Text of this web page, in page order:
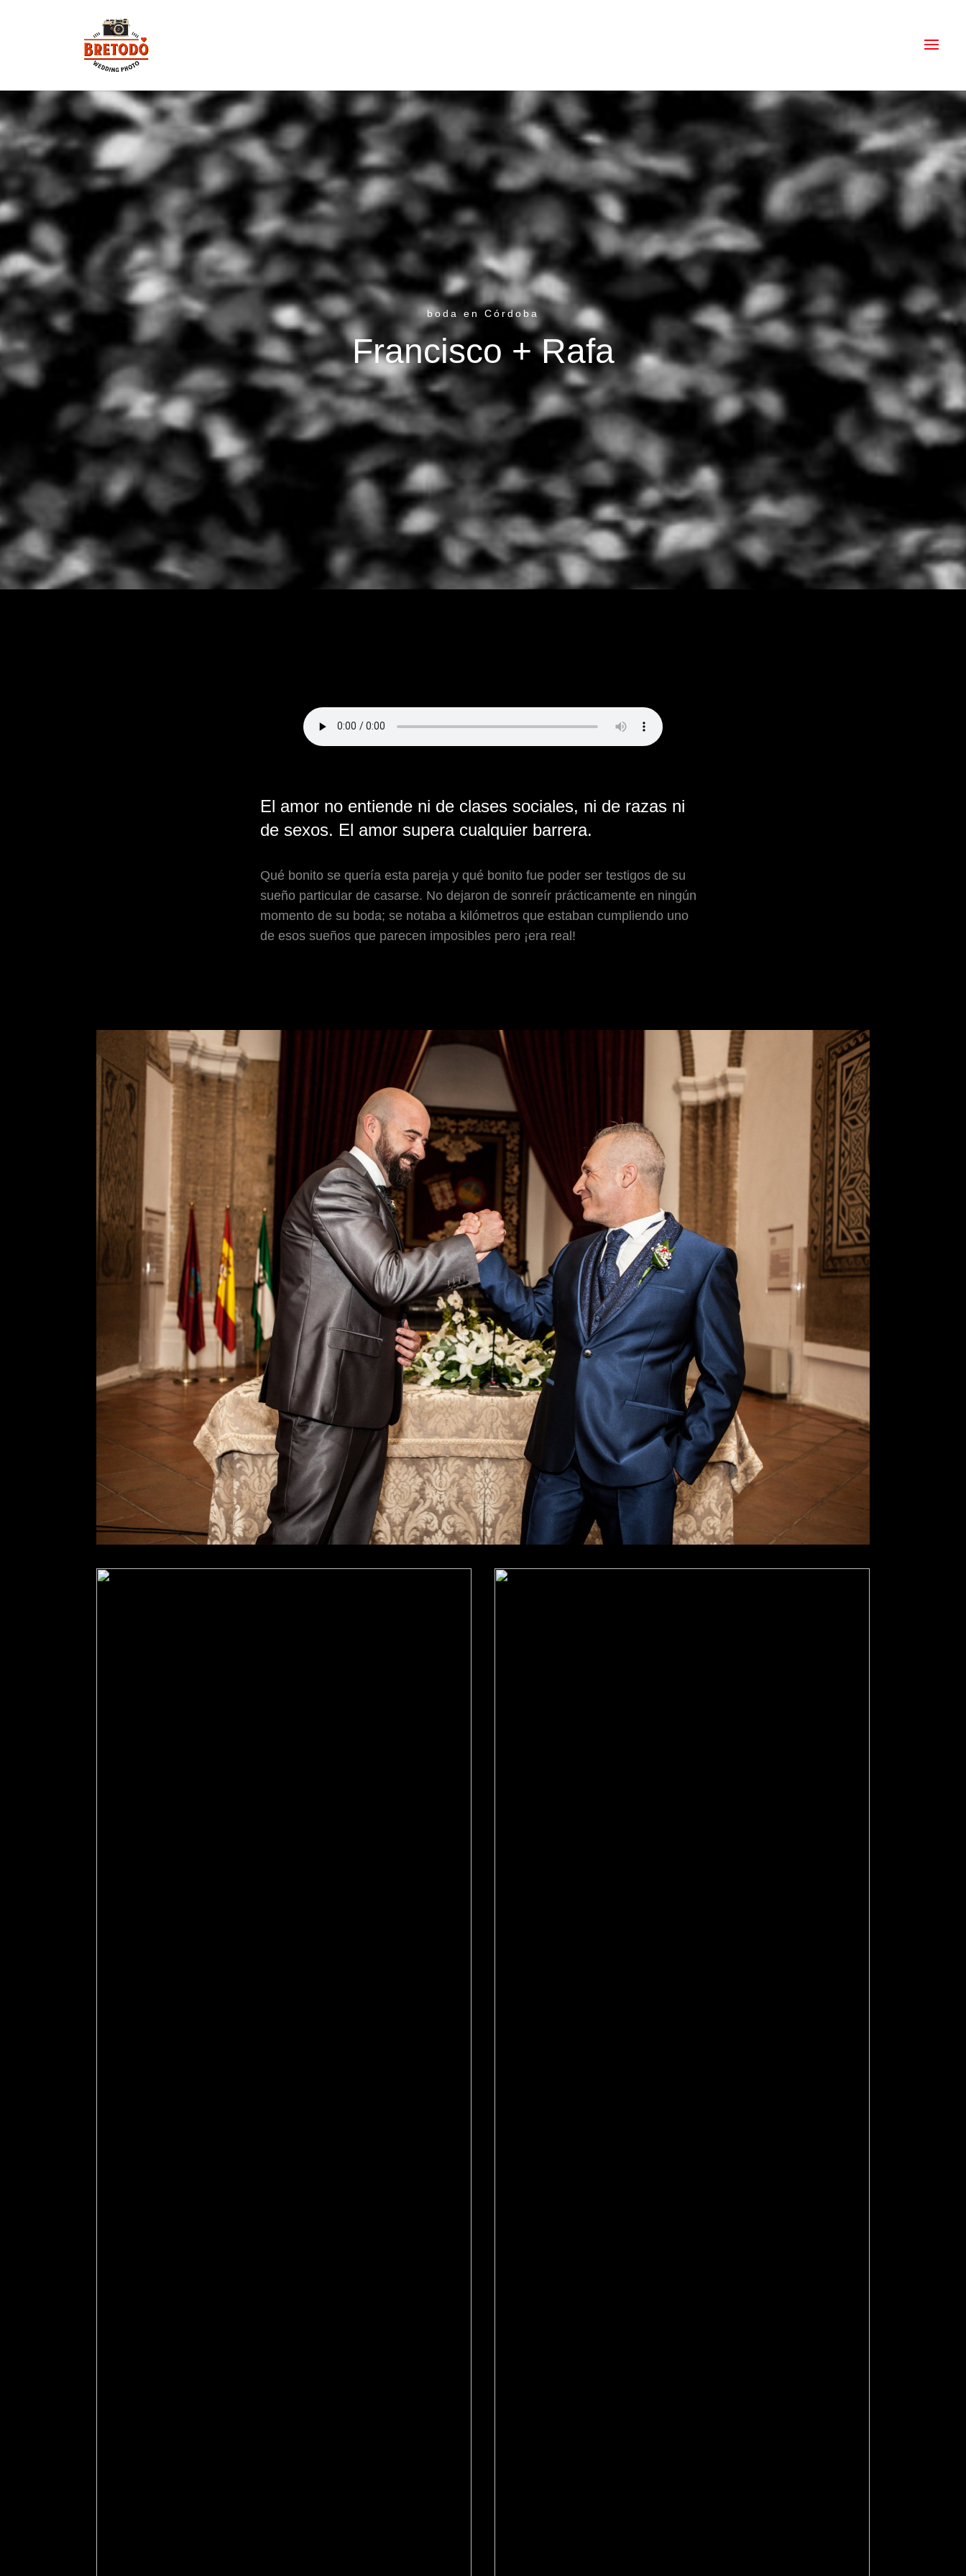
boda en Córdoba
Francisco + Rafa
El amor no entiende ni de clases sociales, ni de razas ni
de sexos. El amor supera cualquier barrera.
Qué bonito se quería esta pareja y qué bonito fue poder ser testigos de su
sueño particular de casarse. No dejaron de sonreír prácticamente en ningún
momento de su boda; se notaba a kilómetros que estaban cumpliendo uno
de esos sueños que parecen imposibles pero ¡era real!